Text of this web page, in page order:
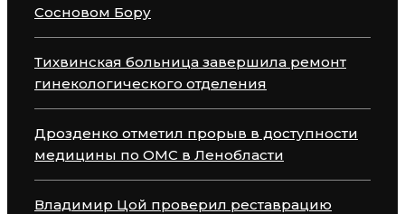
Сосновом Бору
Тихвинская больница завершила ремонт
гинекологического отделения
Дрозденко отметил прорыв в доступности
медицины по ОМС в Ленобласти
Владимир Цой проверил реставрацию